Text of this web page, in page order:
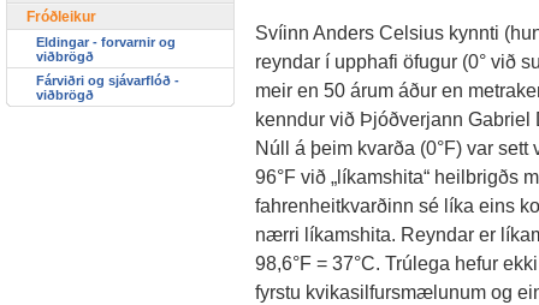
Svíinn Anders Celsius kynnti
reyndar í upphafi öfugur (0° við
meir en 50 árum áður en
kenndur við Þjóðverjann Gabriel
Núll á þeim kvarða (0°F) var
96°F við „líkamshita“ heilbrigðs
fahrenheitkvarðinn sé líka eins
nærri líkamshita. Reyndar er
98,6°F = 37°C. Trúlega hefur
fyrstu kvikasilfursmælunum og
Fróðleikur
Eldingar - forvarnir og
viðbrögð
Fárviðri og sjávarflóð -
viðbrögð